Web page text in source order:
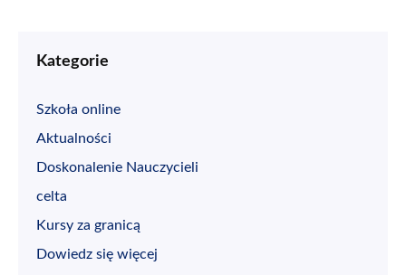
Kategorie
Szkoła online
Aktualności
Doskonalenie Nauczycieli
celta
Kursy za granicą
Dowiedz się więcej